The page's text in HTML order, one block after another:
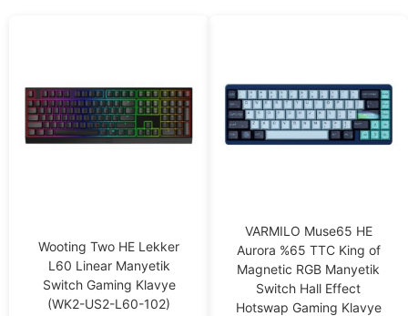
Wooting Two HE Lekker
L60 Linear Manyetik
Switch Gaming Klavye
(WK2-US2-L60-102)
VARMILO Muse65 HE
Aurora %65 TTC King of
Magnetic RGB Manyetik
Switch Hall Effect
Hotswap Gaming Klavye